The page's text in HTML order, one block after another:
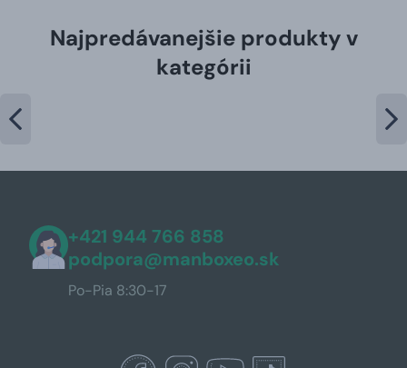
Najpredávanejšie produkty v
kategórii
+421 944 766 858
podpora@manboxeo.sk
Po-Pia 8:30-17